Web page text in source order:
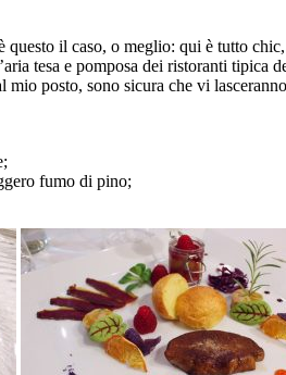
il caso, o meglio: qui è tutto
tesa e pomposa dei ristoranti tipica
posto, sono sicura che vi
fumo di pino;